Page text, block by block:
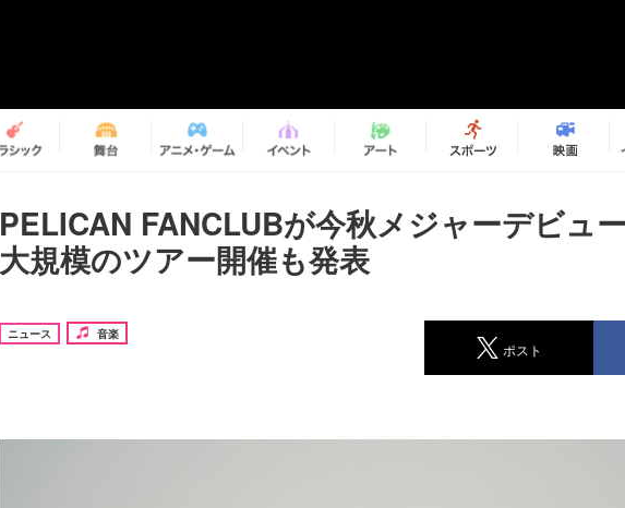
PELICAN FANCLUBが今秋メジャーデビュ
大規模のツアー開催も発表
ニュース 音楽
ポスト